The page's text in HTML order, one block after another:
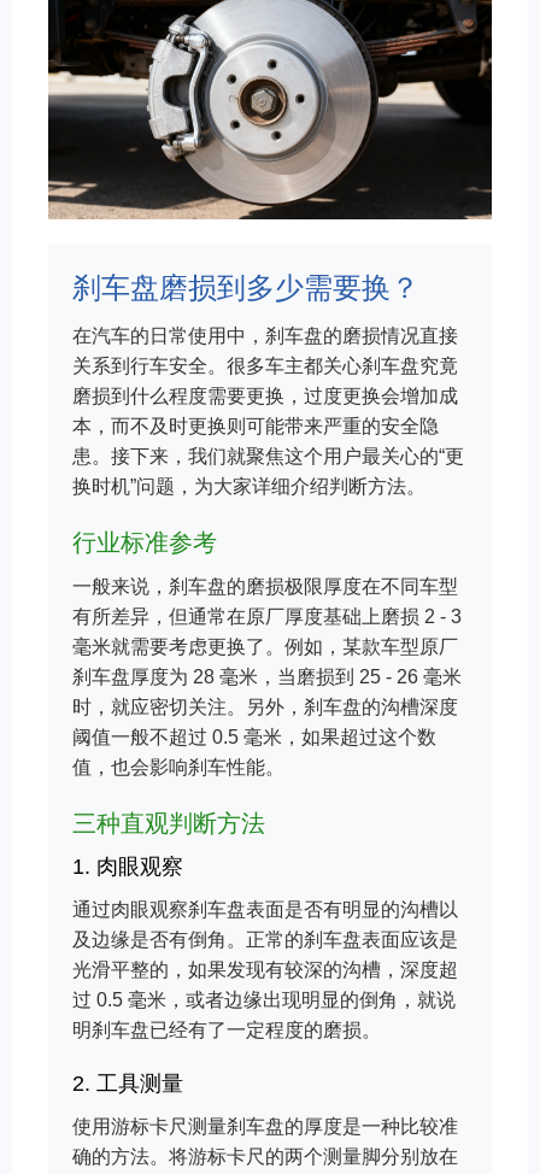
刹车盘磨损到多少需要换？
在汽车的日常使用中，刹车盘的磨损情况直接
关系到行车安全。很多车主都关心刹车盘究竟
磨损到什么程度需要更换，过度更换会增加成
本，而不及时更换则可能带来严重的安全隐
患。接下来，我们就聚焦这个用户最关心的“更
换时机”问题，为大家详细介绍判断方法。
行业标准参考
一般来说，刹车盘的磨损极限厚度在不同车型
有所差异，但通常在原厂厚度基础上磨损 2 - 3
毫米就需要考虑更换了。例如，某款车型原厂
刹车盘厚度为 28 毫米，当磨损到 25 - 26 毫米
时，就应密切关注。另外，刹车盘的沟槽深度
阈值一般不超过 0.5 毫米，如果超过这个数
值，也会影响刹车性能。
三种直观判断方法
1. 肉眼观察
通过肉眼观察刹车盘表面是否有明显的沟槽以
及边缘是否有倒角。正常的刹车盘表面应该是
光滑平整的，如果发现有较深的沟槽，深度超
过 0.5 毫米，或者边缘出现明显的倒角，就说
明刹车盘已经有了一定程度的磨损。
2. 工具测量
使用游标卡尺测量刹车盘的厚度是一种比较准
确的方法。将游标卡尺的两个测量脚分别放在